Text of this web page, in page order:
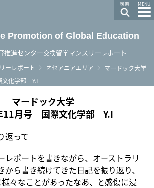
MENU
Promotion of Global Education
推進センター交換留学マンスリーレポート
ーレポート オセアニアエリア
マードック大学
化学部 Y.I
マードック大学
11月号 国際文化学部 Y.I
返って
レポートを書きながら、オーストラリ
から書き続けてきた日記を振り返り、
々なことがあったなあ、と感傷に浸